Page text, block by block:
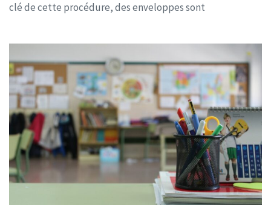
clé de cette procédure, des enveloppes sont